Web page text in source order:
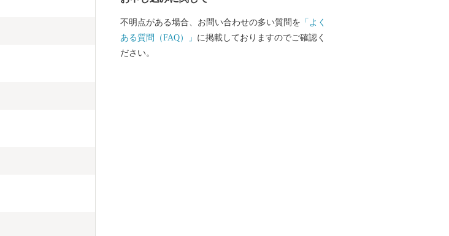
不明点がある場合、お問い合わせの多い質問を 「よく
ある質問（FAQ）」 に掲載しておりますのでご確認く
ださい。